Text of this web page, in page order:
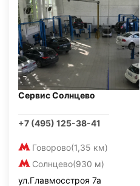
Сервис Солнцево
+7 (495) 125-38-41
Говорово(1,35 км)
Солнцево(930 м)
ул.Главмосстроя 7а